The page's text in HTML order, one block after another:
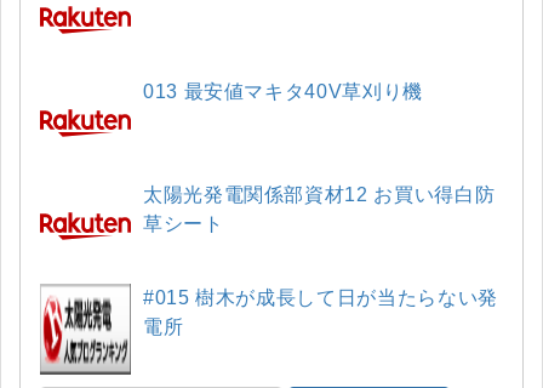
013 最安値マキタ40V草刈り機
太陽光発電関係部資材12 お買い得白防
草シート
#015 樹木が成長して日が当たらない発
電所